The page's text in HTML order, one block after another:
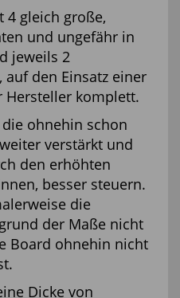
4 gleich große,
und ungefähr in
jeweils 2
den Einsatz einer
Hersteller komplett.
ohnehin schon
verstärkt und
den erhöhten
besser steuern.
die
der Maße nicht
Board ohnehin nicht
Dicke von